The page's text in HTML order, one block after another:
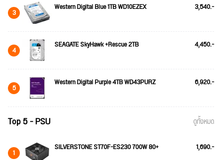
3 Western Digital Blue 1TB WD10EZEX 3,540.-
4 SEAGATE SkyHawk +Rescue 2TB 4,450.-
5 Western Digital Purple 4TB WD43PURZ 6,920.-
Top 5 - PSU ดูทั้งหมด
1 SILVERSTONE ST70F-ES230 700W 80+ 1,690.-